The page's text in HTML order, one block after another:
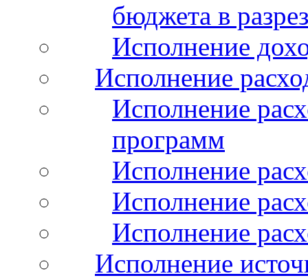
бюджета в
Исполнение
Исполнение
Исполнение
программ
Исполнение
Исполнение
Исполнение
Исполнение